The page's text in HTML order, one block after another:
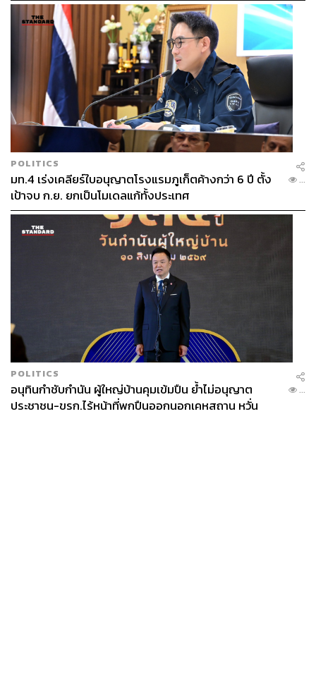
POLITICS
มท.4 เร่งเคลียร์ใบอนุญาตโรงแรมภูเก็ตค้างกว่า 6 ปี ตั้ง
เป้าจบ ก.ย. ยกเป็นโมเดลแก้ทั้งประเทศ
...
POLITICS
อนุทินกำชับกำนัน ผู้ใหญ่บ้านคุมเข้มปืน ย้ำไม่อนุญาต
ประชาชน-ขรก.ไร้หน้าที่พกปืนออกนอกเคหสถาน หวั่น
...